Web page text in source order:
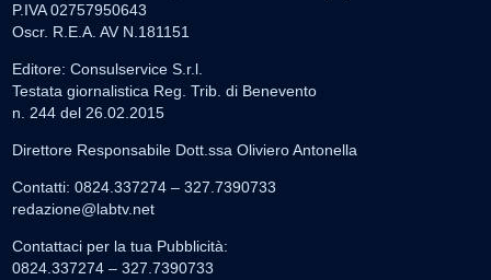
P.IVA 02757950643
Oscr. R.E.A. AV N.181151
Editore: Consulservice S.r.l.
Testata giornalistica Reg. Trib. di Benevento
n. 244 del 26.02.2015
Direttore Responsabile Dott.ssa Oliviero Antonella
Contatti: 0824.337274 – 327.7390733
redazione@labtv.net
Contattaci per la tua Pubblicità:
0824.337274 – 327.7390733